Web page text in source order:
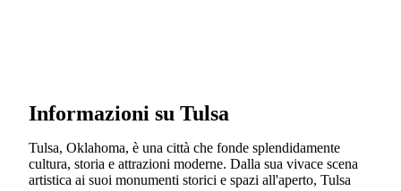
Informazioni su Tulsa
Tulsa, Oklahoma, è una città che fonde splendidamente
cultura, storia e attrazioni moderne. Dalla sua vivace scena
artistica ai suoi monumenti storici e spazi all'aperto, Tulsa